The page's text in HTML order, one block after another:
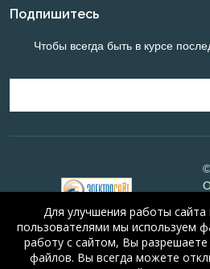
Подпишитесь
Чтобы всегда быть в курсе
Для улучшения работы сайта
пользователями мы используем
работу с сайтом, Вы
файлов. Вы всегда можете